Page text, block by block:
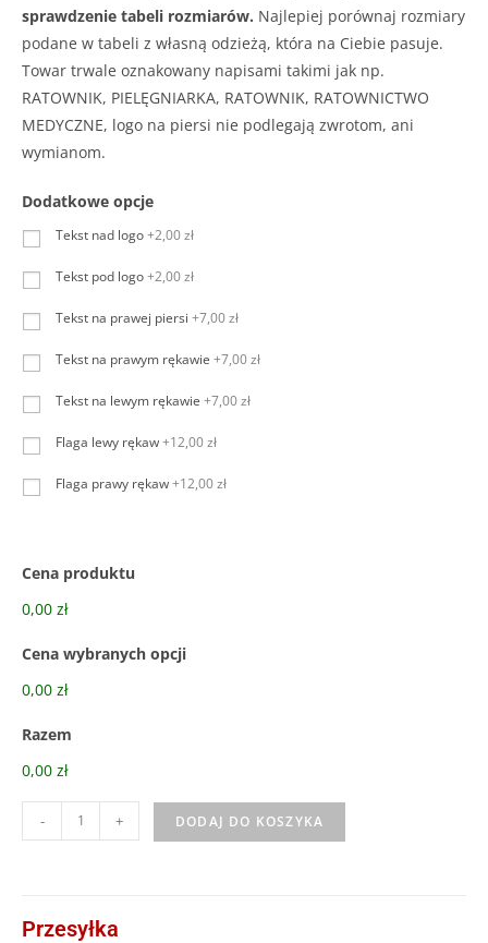
sprawdzenie tabeli rozmiarów. Najlepiej porównaj rozmiary
podane w tabeli z własną odzieżą, która na Ciebie pasuje.
Towar trwale oznakowany napisami takimi jak np.
RATOWNIK, PIELĘGNIARKA, RATOWNIK, RATOWNICTWO
MEDYCZNE, logo na piersi nie podlegają zwrotom, ani
wymianom.
Dodatkowe opcje
Tekst nad logo+2,00 zł
Tekst pod logo+2,00 zł
Tekst na prawej piersi +7,00 zł
Tekst na prawym rękawie +7,00 zł
Tekst na lewym rękawie +7,00 zł
Flaga lewy rękaw+12,00 zł
Flaga prawy rękaw+12,00 zł
Cena produktu
0,00 zł
Cena wybranych opcji
0,00 zł
Razem
0,00 zł
- + DODAJ DO KOSZYKA
Przesyłka